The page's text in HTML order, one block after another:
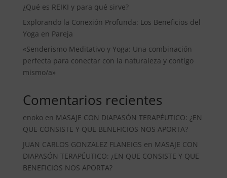
¿Qué es REIKI y para qué sirve?
Explorando la Conexión Profunda: Los Beneficios del
Yoga en Pareja
«Senderismo Meditativo y Yoga: Una combinación
perfecta para conectar con la naturaleza y contigo
mismo/a»
Comentarios recientes
enokoen MASAJE CON DIAPASÓN TERAPÉUTICO: ¿EN
QUE CONSISTE Y QUE BENEFICIOS NOS APORTA?
JUAN CARLOS GONZALEZ FLANEIGS en MASAJE CON
DIAPASÓN TERAPÉUTICO: ¿EN QUE CONSISTE Y QUE
BENEFICIOS NOS APORTA?